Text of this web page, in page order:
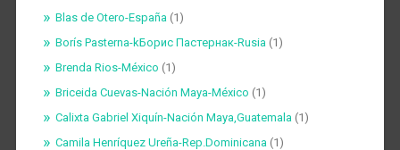
Blas de Otero-España (1)
Borís Pasterna-kБорис Пастернак-Rusia (1)
Brenda Rios-México (1)
Briceida Cuevas-Nación Maya-México (1)
Calixta Gabriel Xiquín-Nación Maya,Guatemala (1)
Camila Henríquez Ureña-Rep.Dominicana (1)